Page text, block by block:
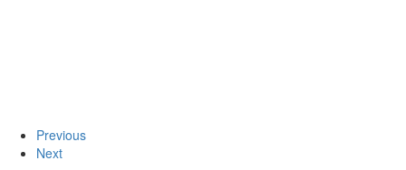
Previous
Next